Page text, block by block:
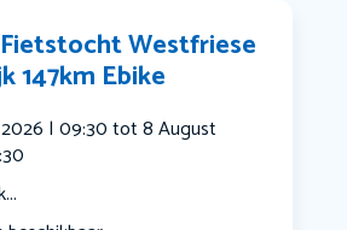
Westfriese
147km Ebike
| 09:30 tot 8 August